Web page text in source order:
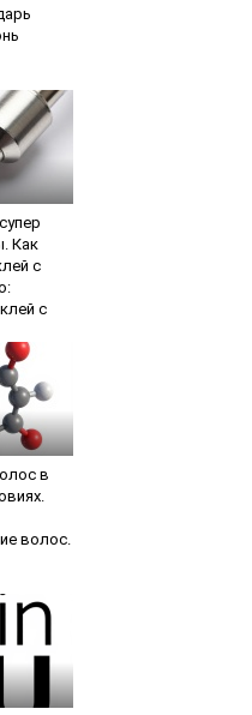
Как
с
с
в
волос.